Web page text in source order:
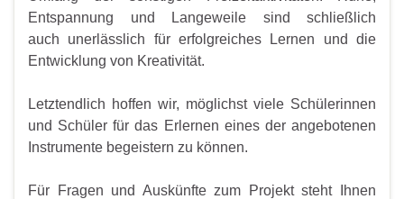
Entspannung und Langeweile sind schließlich
auch unerlässlich für erfolgreiches Lernen und die
Entwicklung von Kreativität.
Letztendlich hoffen wir, möglichst viele Schülerinnen
und Schüler für das Erlernen eines der angebotenen
Instrumente begeistern zu können.
Für Fragen und Auskünfte zum Projekt steht Ihnen